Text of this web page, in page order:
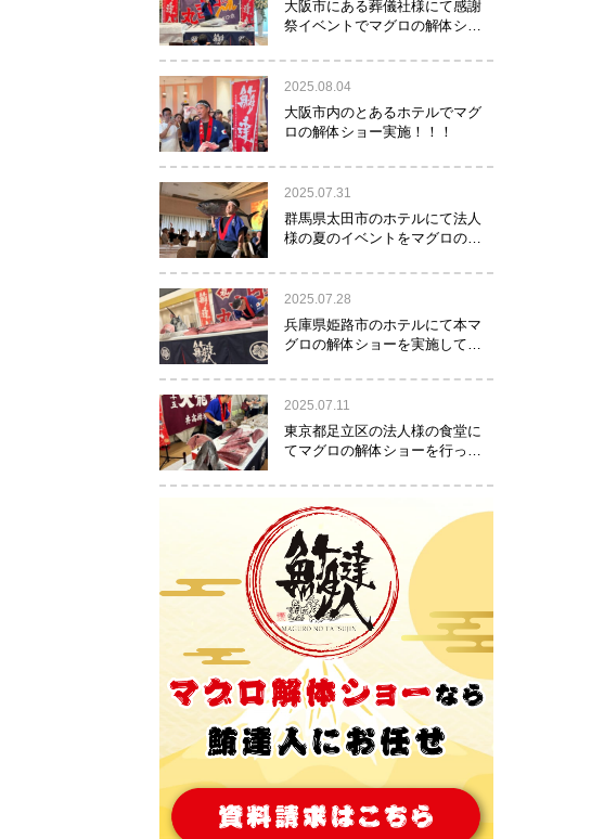
大阪市にある葬儀社様にて感謝
祭イベントでマグロの解体ショ
2025.08.04
大阪市内のとあるホテルでマグ
ロの解体ショー実施！！！
2025.07.31
群馬県太田市のホテルにて法人
様の夏のイベントをマグロの解
た！！
2025.07.28
兵庫県姫路市のホテルにて本マ
グロの解体ショーを実施して参
2025.07.11
東京都足立区の法人様の食堂に
てマグロの解体ショーを行って